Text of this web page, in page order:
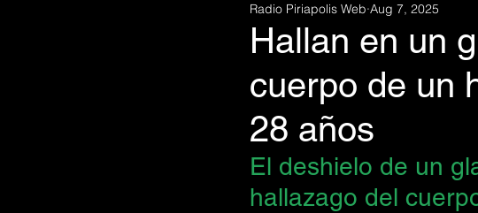
Hallan en un
cuerpo de un
28 años
Radio Piriapolis Web Aug 7, 2025
El deshielo de un
hallazago del